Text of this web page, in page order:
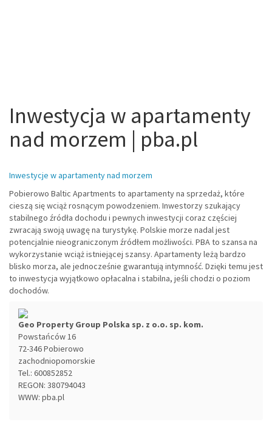
Inwestycja w apartamenty
nad morzem | pba.pl
Inwestycje w apartamenty nad morzem
Pobierowo Baltic Apartments to apartamenty na sprzedaż, które
cieszą się wciąż rosnącym powodzeniem. Inwestorzy szukający
stabilnego źródła dochodu i pewnych inwestycji coraz częściej
zwracają swoją uwagę na turystykę. Polskie morze nadal jest
potencjalnie nieograniczonym źródłem możliwości. PBA to szansa na
wykorzystanie wciąż istniejącej szansy. Apartamenty leżą bardzo
blisko morza, ale jednocześnie gwarantują intymność. Dzięki temu jest
to inwestycja wyjątkowo opłacalna i stabilna, jeśli chodzi o poziom
dochodów.
Geo Property Group Polska sp. z o.o. sp. kom.
Powstańców 16
72-346Pobierowo
zachodniopomorskie
Tel.: 600852852
REGON: 380794043
WWW: pba.pl